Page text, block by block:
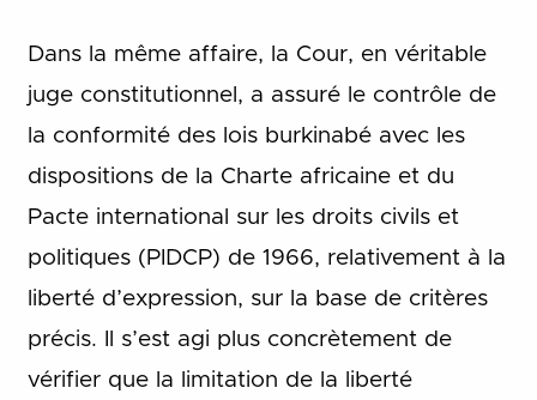
Dans la même affaire, la Cour, en véritable
juge constitutionnel, a assuré le contrôle de
la conformité des lois burkinabé avec les
dispositions de la Charte africaine et du
Pacte international sur les droits civils et
politiques (PIDCP) de 1966, relativement à la
liberté d’expression, sur la base de critères
précis. Il s’est agi plus concrètement de
vérifier que la limitation de la liberté